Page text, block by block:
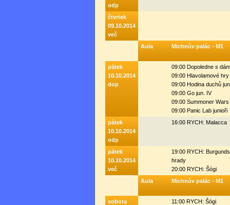
odp
čtvrtek
09.10.2014
več
Aula
Michnův palác - M1
pátek
10.10.2014
dop
09:00 Dopoledne s
09:00 Hlavolamové hry
09:00 Hodina duchů
09:00 Go jun. IV
09:00 Summoner Wars
09:00 Panic Lab junioři
pátek
10.10.2014
odp
16:00 RYCH: Malacca
pátek
10.10.2014
več
19:00 RYCH:
hrady
20:00 RYCH: Šógi
Aula
Michnův palác - M1
sobota
11:00 RYCH: Šógi